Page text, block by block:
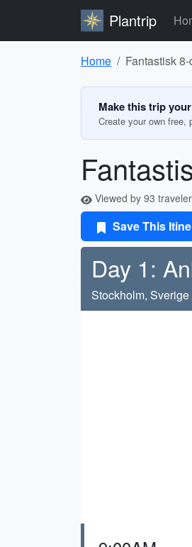
Plantrip
Home Fantastisk
Make this trip
Create your own
Viewed by 93
Save This
Day 1:
Stockholm, Sverige